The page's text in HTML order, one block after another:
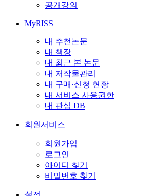
공개강의
MyRISS
내 추천논문
내 책장
내 최근 본 논문
내 저작물관리
내 구매·신청 현황
내 서비스 사용권한
내 관심 DB
회원서비스
회원가입
로그인
아이디 찾기
비밀번호 찾기